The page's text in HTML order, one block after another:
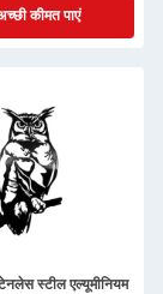
कीमत पाएं
स्टील एल्यूमीनियम